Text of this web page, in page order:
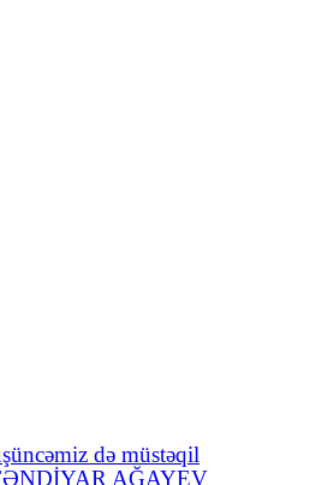
də müstəqil
AĞAYEV